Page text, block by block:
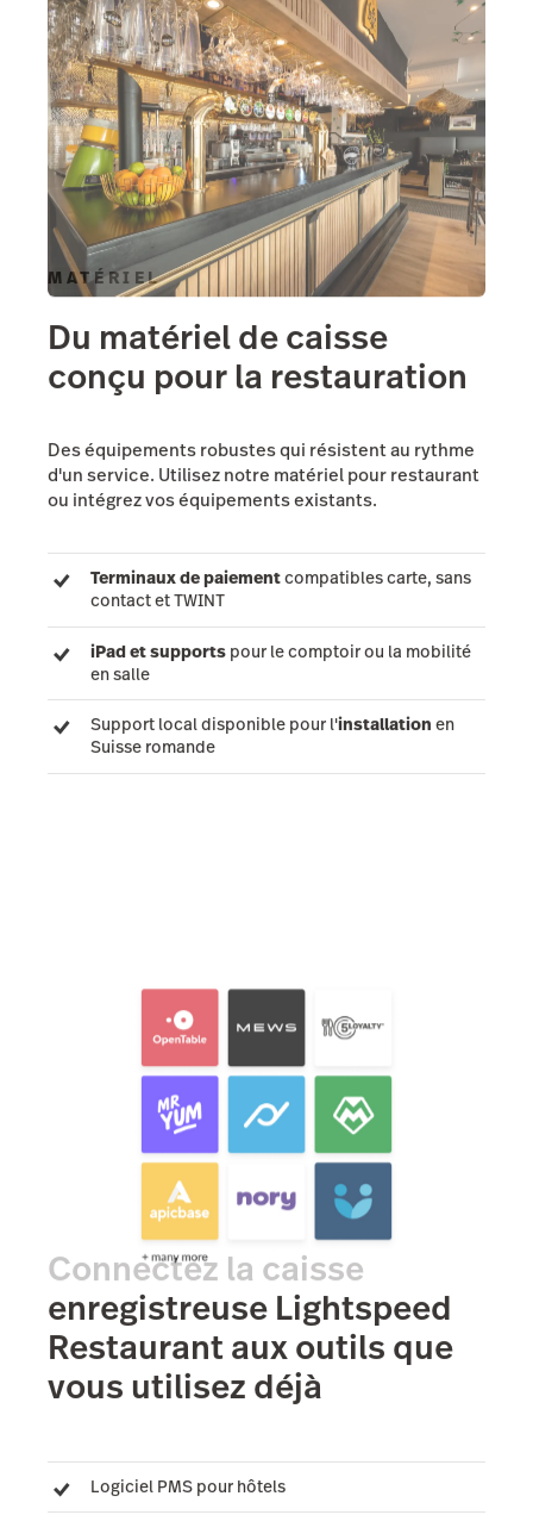
MATÉRIEL
Du matériel de caisse
conçu pour la restauration
Des équipements robustes qui résistent au rythme
d'un service. Utilisez notre matériel pour restaurant
ou intégrez vos équipements existants.
Terminaux de paiementcompatibles carte, sans
contact et TWINT
iPad et supports pour le comptoir ou la mobilité
en salle
Support local disponible pour l'installation en
Suisse romande
Connectez la caisse
enregistreuse Lightspeed
Restaurant aux outils que
vous utilisez déjà
Logiciel PMS pour hôtels